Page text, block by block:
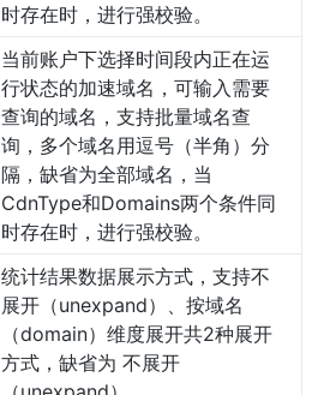
时存在时，进行强校验。
当前账户下选择时间段内正在运
行状态的加速域名，可输入需要
查询的域名，支持批量域名查
询，多个域名用逗号（半角）分
隔，缺省为全部域名，当
CdnType和Domains两个条件同
时存在时，进行强校验。
统计结果数据展示方式，支持不
展开（unexpand）、按域名
（domain）维度展开共2种展开
方式，缺省为 不展开